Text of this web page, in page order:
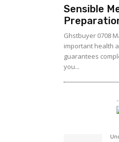
Sensible
Ghstbuyer 0708
important health
guarantees
you...